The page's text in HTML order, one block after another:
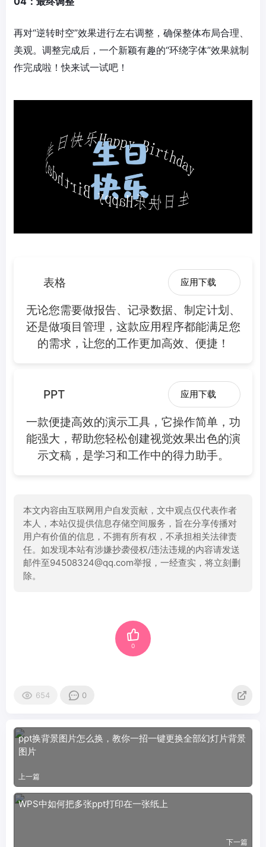
再对“逆转时空”效果进行左右调整，确保整体布局合理、
美观。调整完成后，一个新颖有趣的“环绕字体”效果就制
作完成啦！快来试一试吧！
表格 应用下载
无论您需要做报告、记录数据、制定计划、
还是做项目管理，这款应用程序都能满足您
的需求，让您的工作更加高效、便捷！
PPT 应用下载
一款便捷高效的演示工具，它操作简单，功
能强大，帮助您轻松创建视觉效果出色的演
示文稿，是学习和工作中的得力助手。
本文内容由互联网用户自发贡献，文中观点仅代表作者
本人，本站仅提供信息存储空间服务，旨在分享传播对
用户有价值的信息，不拥有所有权，不承担相关法律责
任。如发现本站有涉嫌抄袭侵权/违法违规的内容请发送
邮件至94508324@qq.com举报，一经查实，将立刻删
除。
0
654 0
ppt换背景图片怎么换，教你一招一键更换全部幻灯片背景
图片
上一篇
WPS中如何把多张ppt打印在一张纸上
下一篇